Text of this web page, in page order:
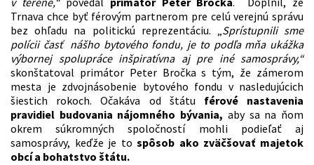
Trnava chce byť férovým partnerom pre celú verejnú správu
bez ohľadu na politickú reprezentáciu. „Sprístupnili sme
polícii časť nášho bytového fondu, je to podľa mňa ukážka
výbornej spolupráce inšpiratívna aj pre iné samosprávy,“
skonštatoval primátor Peter Bročka s tým, že zámerom
mesta je zdvojnásobenie bytového fondu v nasledujúcich
šiestich rokoch. Očakáva od štátu férové nastavenia
pravidiel budovania nájomného bývania, aby sa na ňom
okrem súkromných spoločností mohli podieľať aj
samosprávy, keďže je tospôsob ako zväčšovať majetok
obcí a bohatstvo štátu.